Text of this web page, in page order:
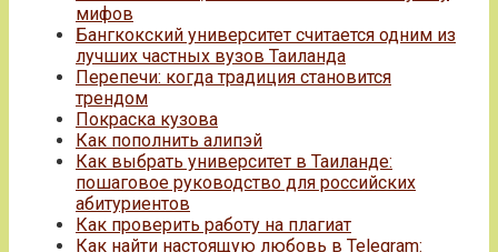
мифов
Бангкокский университет считается одним из
лучших частных вузов Таиланда
Перепечи: когда традиция становится
трендом
Покраска кузова
Как пополнить алипэй
Как выбрать университет в Таиланде:
пошаговое руководство для российских
абитуриентов
Как проверить работу на плагиат
Как найти настоящую любовь в Telegram: